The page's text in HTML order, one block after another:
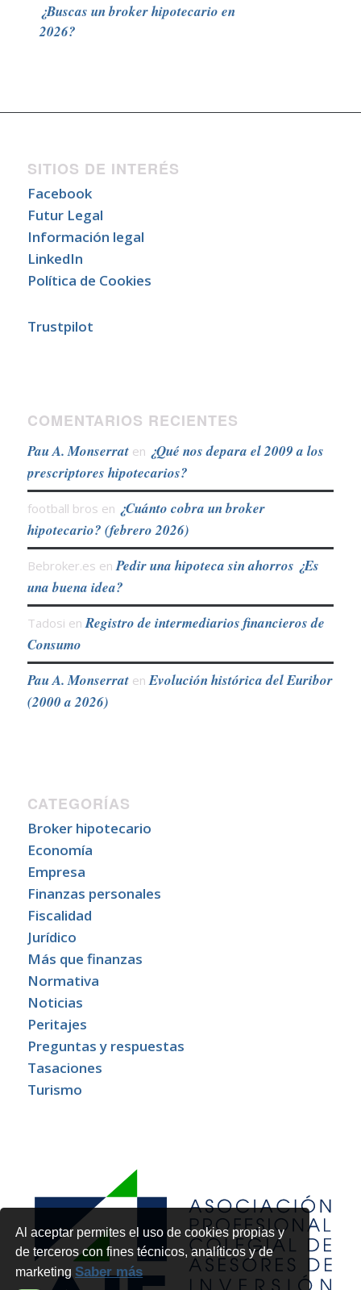
Al aceptar permites el uso de cookies propias y
de terceros con fines técnicos, analíticos y de
marketingSaber más
¿Buscas un broker hipotecario en
2026?
SITIOS DE INTERÉS
Facebook
Futur Legal
Información legal
LinkedIn
Política de Cookies
Trustpilot
COMENTARIOS RECIENTES
Pau A. Monserraten ¿Qué nos depara el 2009 a los
prescriptores hipotecarios?
football bros en ¿Cuánto cobra un broker
hipotecario? (febrero 2026)
Bebroker.es enPedir una hipoteca sin ahorros ¿Es
una buena idea?
Tadosi enRegistro de intermediarios financieros de
Consumo
Pau A. MonserratenEvolución histórica del Euribor
(2000 a 2026)
CATEGORÍAS
Broker hipotecario
Economía
Empresa
Finanzas personales
Fiscalidad
Jurídico
Más que finanzas
Normativa
Noticias
Peritajes
Preguntas y respuestas
Tasaciones
Turismo